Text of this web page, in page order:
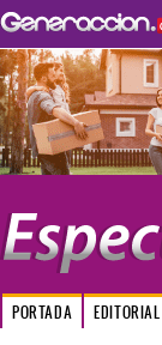
PORTADA EDITORIAL